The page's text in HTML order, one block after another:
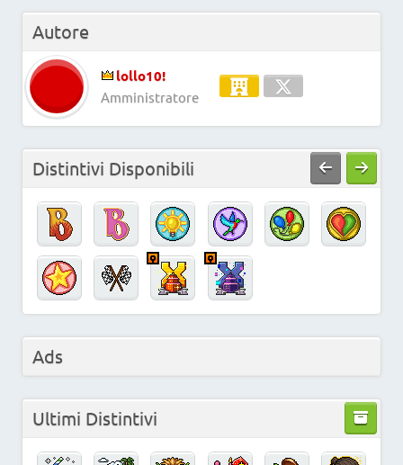
Autore
lollo10!
Amministratore
Distintivi Disponibili
Ads
Ultimi Distintivi